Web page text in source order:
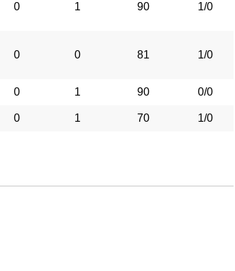
0 1 90 1/0
0 0 81 1/0
0 1 90 0/0
0 1 70 1/0